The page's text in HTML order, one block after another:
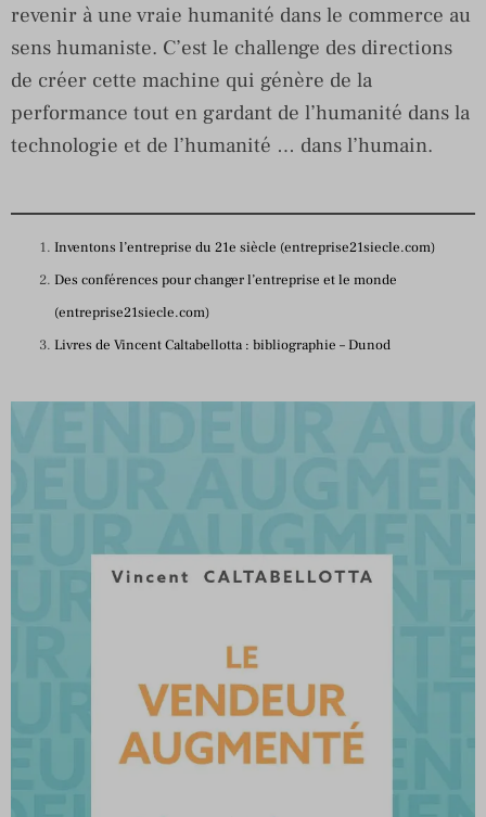
revenir à une vraie humanité dans le commerce au
sens humaniste. C’est le challenge des directions
de créer cette machine qui génère de la
performance tout en gardant de l’humanité dans la
technologie et de l’humanité … dans l’humain.
Inventons l’entreprise du 21e siècle (entreprise21siecle.com)
Des conférences pour changer l’entreprise et le monde
(entreprise21siecle.com)
Livres de Vincent Caltabellotta : bibliographie – Dunod